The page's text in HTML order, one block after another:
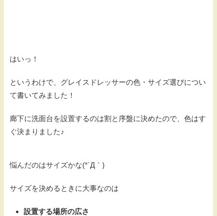
はいっ！
というわけで、グレイスドレッサーの色・サイズ選びについ
て書いてみました！
廊下に洗面台を設置するのは割と序盤に決めたので、色はす
ぐ決まりました♪
悩んだのはサイズかな(*´Д｀)
サイズを決めるときに大事なのは
設置する場所の広さ